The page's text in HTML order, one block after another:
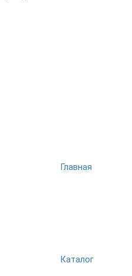
Главная
Каталог